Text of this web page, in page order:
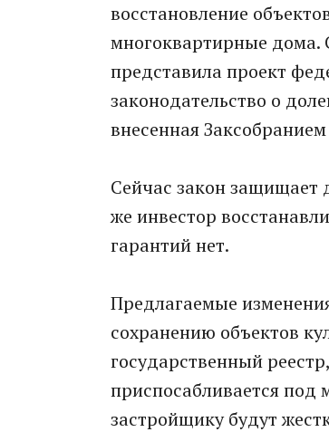
восстановление
многоквартирные дома.
представила проект
законодательство о
внесенная
Сейчас закон защищает
же инвестор
гарантий нет.
Предлагаемые
сохранению объектов
государственный
приспосабливается
застройщику будут